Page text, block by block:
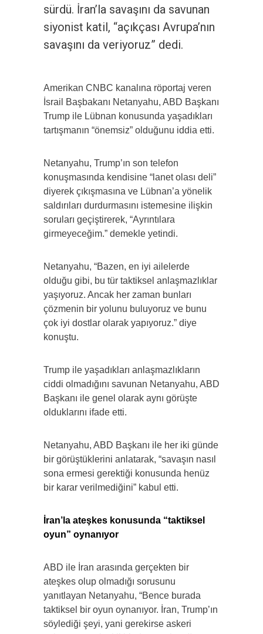
sürdü. İran’la savaşını da savunan
siyonist katil, “açıkçası Avrupa’nın
savaşını da veriyoruz” dedi.
Amerikan CNBC kanalına röportaj veren
İsrail Başbakanı Netanyahu, ABD Başkanı
Trump ile Lübnan konusunda yaşadıkları
tartışmanın “önemsiz” olduğunu iddia etti.
Netanyahu, Trump’ın son telefon
konuşmasında kendisine “lanet olası deli”
diyerek çıkışmasına ve Lübnan’a yönelik
saldırıları durdurmasını istemesine ilişkin
soruları geçiştirerek, “Ayrıntılara
girmeyeceğim.” demekle yetindi.
Netanyahu, “Bazen, en iyi ailelerde
olduğu gibi, bu tür taktiksel anlaşmazlıklar
yaşıyoruz. Ancak her zaman bunları
çözmenin bir yolunu buluyoruz ve bunu
çok iyi dostlar olarak yapıyoruz.” diye
konuştu.
Trump ile yaşadıkları anlaşmazlıkların
ciddi olmadığını savunan Netanyahu, ABD
Başkanı ile genel olarak aynı görüşte
olduklarını ifade etti.
Netanyahu, ABD Başkanı ile her iki günde
bir görüştüklerini anlatarak, “savaşın nasıl
sona ermesi gerektiği konusunda henüz
bir karar verilmediğini” kabul etti.
İran’la ateşkes konusunda “taktiksel
oyun” oynanıyor
ABD ile İran arasında gerçekten bir
ateşkes olup olmadığı sorusunu
yanıtlayan Netanyahu, “Bence burada
taktiksel bir oyun oynanıyor. İran, Trump’ın
söylediği şeyi, yani gerekirse askeri